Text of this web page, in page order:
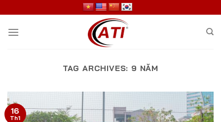
to
content
TAG ARCHIVES: 9 NĂM
16
Th1